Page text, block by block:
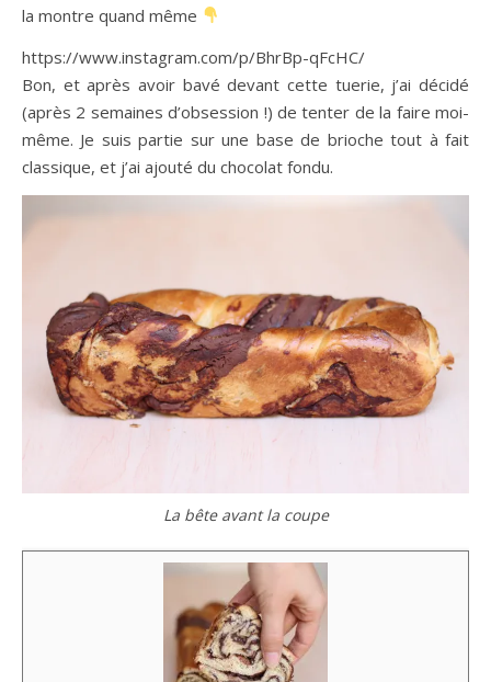
la montre quand même
https://www.instagram.com/p/BhrBp-qFcHC/
Bon, et après avoir bavé devant cette tuerie, j’ai décidé
(après 2 semaines d’obsession !) de tenter de la faire moi-
même. Je suis partie sur une base de brioche tout à fait
classique, et j’ai ajouté du chocolat fondu.
La bête avant la coupe